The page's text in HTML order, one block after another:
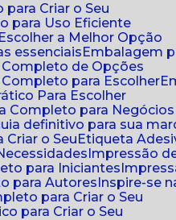
para Criar o Seu
para Uso Eficiente
a Melhor Opção
essenciais
Embalagem
Completo de Opções
Completo para Escolher
Para Escolher
Completo para Negócios
definitivo para sua
Criar o Seu
Etiqueta
Impressão
para Iniciantes
para Autores Inspire-se
para Criar o Seu
para Criar o Seu